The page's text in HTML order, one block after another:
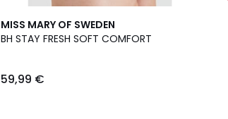
MISS MARY OF SWEDEN
BH STAY FRESH SOFT COMFORT
59,99 €
3
Kleuren